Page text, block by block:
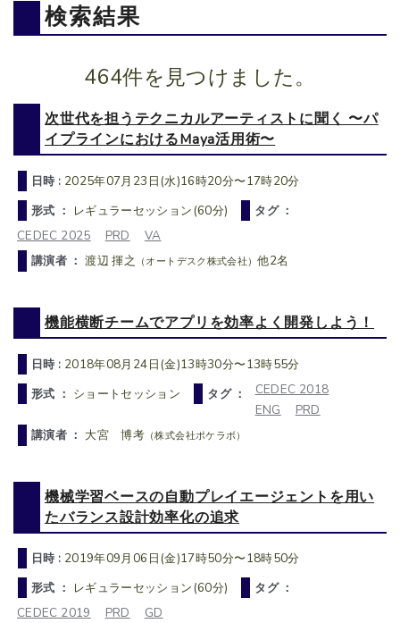
検索結果
464件を見つけました。
次世代を担うテクニカルアーティストに聞く 〜パ
イプラインにおけるMaya活用術〜
日時 : 2025年07月23日(水)16時20分〜17時20分
形式 ： レギュラーセッション(60分)
タグ ：
CEDEC 2025
PRD
VA
講演者 ：渡辺 揮之 （オートデスク株式会社）他2名
機能横断チームでアプリを効率よく開発しよう！
日時 : 2018年08月24日(金)13時30分〜13時55分
形式 ： ショートセッション タグ ：
CEDEC 2018
ENG
PRD
講演者 ： 大宮 博考 （株式会社ポケラボ）
機械学習ベースの自動プレイエージェントを用い
たバランス設計効率化の追求
日時 : 2019年09月06日(金)17時50分〜18時50分
形式 ： レギュラーセッション(60分)
タグ ：
CEDEC 2019
PRD
GD